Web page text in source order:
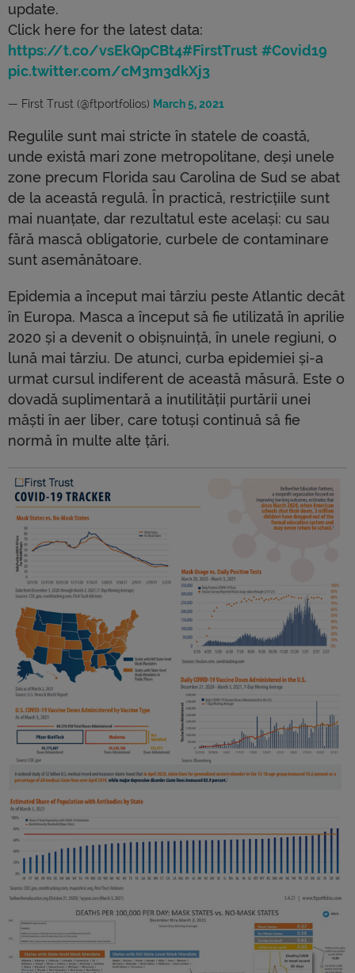
update.
Click here for the latest data:
https://t.co/vsEkQpCBt4#FirstTrust #Covid19
pic.twitter.com/cM3m3dkXj3
— First Trust (@ftportfolios) March 5, 2021
Regulile sunt mai stricte în statele de coastă,
unde există mari zone metropolitane, deși unele
zone precum Florida sau Carolina de Sud se abat
de la această regulă. În practică, restricțiile sunt
mai nuanțate, dar rezultatul este același: cu sau
fără mască obligatorie, curbele de contaminare
sunt asemănătoare.
Epidemia a început mai târziu peste Atlantic decât
în ​​Europa. Masca a început să fie utilizată în aprilie
2020 și a devenit o obișnuință, în unele regiuni, o
lună mai târziu. De atunci, curba epidemiei și-a
urmat cursul indiferent de această măsură. Este o
dovadă suplimentară a inutilității purtării unei
măști în aer liber, care totuși continuă să fie
normă în multe alte țări.